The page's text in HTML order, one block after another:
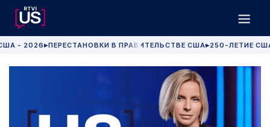
- 2026 ▶ПЕРЕСТАНОВКИ В ПРАВИТЕЛЬСТВЕ США▶250-ЛЕТИЕ